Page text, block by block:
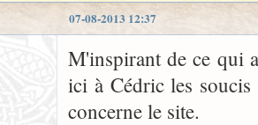
07-08-2013 12:37
M'inspirant de ce qui
ici à Cédric les
concerne le site.